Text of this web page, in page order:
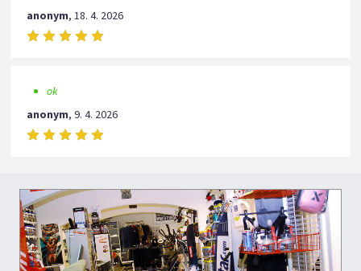
anonym,18. 4. 2026
ok
anonym,9. 4. 2026